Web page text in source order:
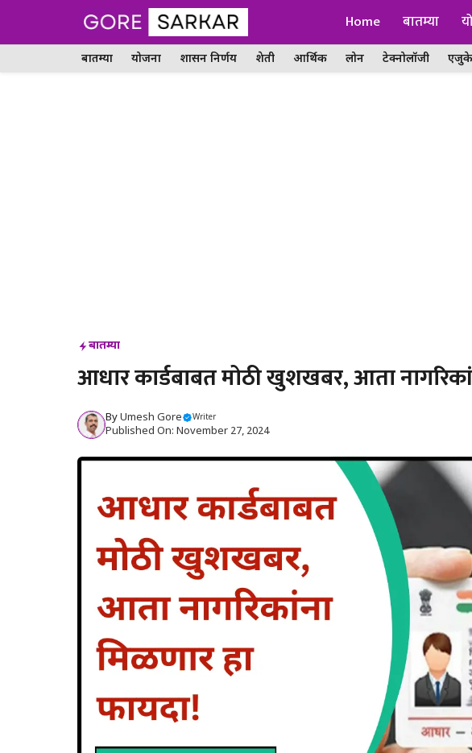
Home बातम्या
बातम्या योजना शासन निर्णय शेती आर्थिक लोन टेक्नोलॉजी
बातम्या
आधार कार्डबाबत मोठी खुशखबर, आता
ByUmesh Gore Writer
Published On: November 27, 2024